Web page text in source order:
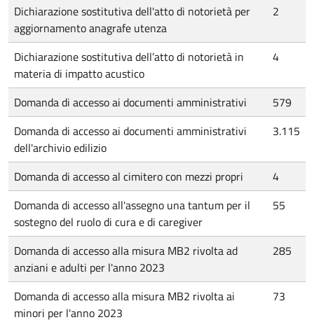
Dichiarazione sostitutiva dell'atto di notorietà per
aggiornamento anagrafe utenza
2
Dichiarazione sostitutiva dell’atto di notorietà in
materia di impatto acustico
4
Domanda di accesso ai documenti amministrativi
579
Domanda di accesso ai documenti amministrativi
dell'archivio edilizio
3.115
Domanda di accesso al cimitero con mezzi propri
4
Domanda di accesso all'assegno una tantum per il
sostegno del ruolo di cura e di caregiver
55
Domanda di accesso alla misura MB2 rivolta ad
anziani e adulti per l'anno 2023
285
Domanda di accesso alla misura MB2 rivolta ai
minori per l'anno 2023
73